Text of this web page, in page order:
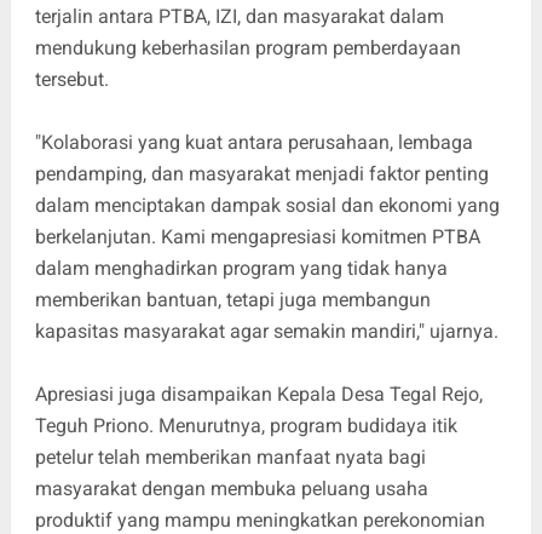
terjalin antara PTBA, IZI, dan masyarakat dalam
mendukung keberhasilan program pemberdayaan
tersebut.
"Kolaborasi yang kuat antara perusahaan, lembaga
pendamping, dan masyarakat menjadi faktor penting
dalam menciptakan dampak sosial dan ekonomi yang
berkelanjutan. Kami mengapresiasi komitmen PTBA
dalam menghadirkan program yang tidak hanya
memberikan bantuan, tetapi juga membangun
kapasitas masyarakat agar semakin mandiri," ujarnya.
Apresiasi juga disampaikan Kepala Desa Tegal Rejo,
Teguh Priono. Menurutnya, program budidaya itik
petelur telah memberikan manfaat nyata bagi
masyarakat dengan membuka peluang usaha
produktif yang mampu meningkatkan perekonomian